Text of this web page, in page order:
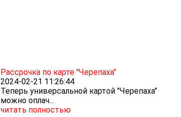
Рассрочка по карте "Черепаха"
2024-02-21 11:26:44
Теперь универсальной картой "Черепаха"
можно оплач...
читать полностью